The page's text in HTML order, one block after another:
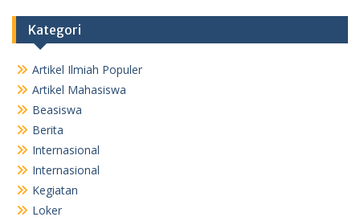
Kategori
Artikel Ilmiah Populer
Artikel Mahasiswa
Beasiswa
Berita
Internasional
Internasional
Kegiatan
Loker